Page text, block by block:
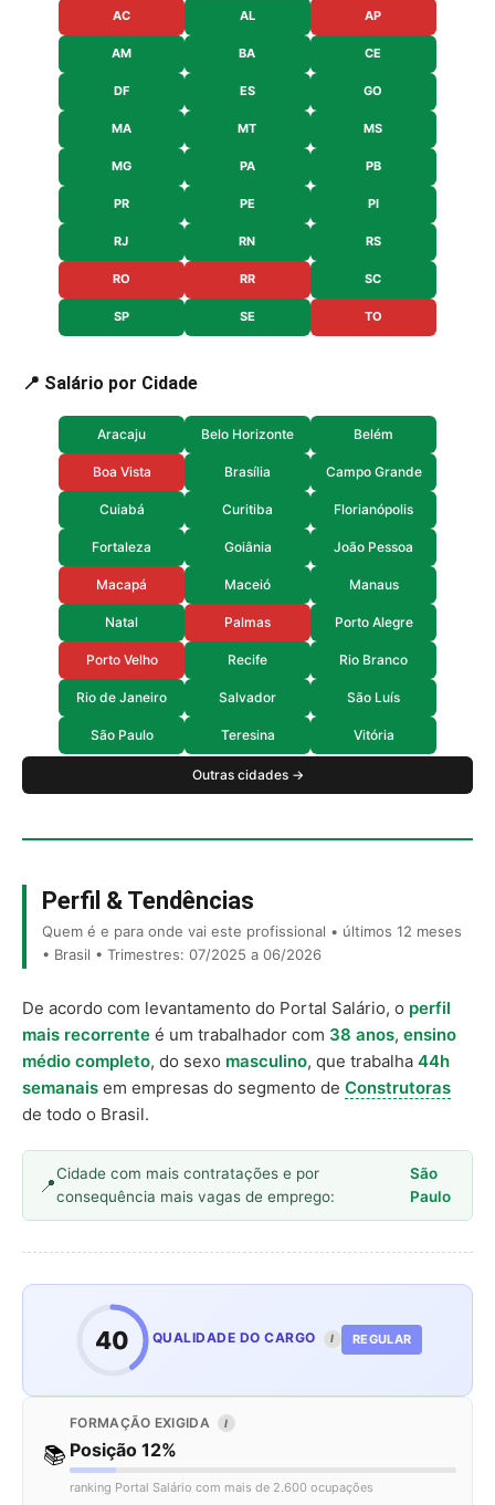
AC AL AP
AM BA CE
DF ES GO
MA MT MS
MG PA PB
PR PE PI
RJ RN RS
RO RR SC
SP SE TO
📍 Salário por Cidade
Aracaju Belo Horizonte Belém
Boa Vista Brasília Campo Grande
Cuiabá Curitiba Florianópolis
Fortaleza Goiânia João Pessoa
Macapá Maceió Manaus
Natal Palmas Porto Alegre
Porto Velho Recife Rio Branco
Rio de Janeiro Salvador São Luís
São Paulo Teresina Vitória
Outras cidades →
Perfil & Tendências
Quem é e para onde vai este profissional • últimos 12 meses
• Brasil • Trimestres: 07/2025 a 06/2026
De acordo com levantamento do Portal Salário, o perfil
mais recorrente é um trabalhador com 38 anos, ensino
médio completo, do sexo masculino, que trabalha 44h
semanais em empresas do segmento de Construtoras
de todo o Brasil.
Cidade com mais contratações e por
consequência mais vagas de emprego:
São
Paulo
40 QUALIDADE DO CARGO I REGULAR
📚
FORMAÇÃO EXIGIDA I
Posição 12%
ranking Portal Salário com mais de 2.600 ocupações